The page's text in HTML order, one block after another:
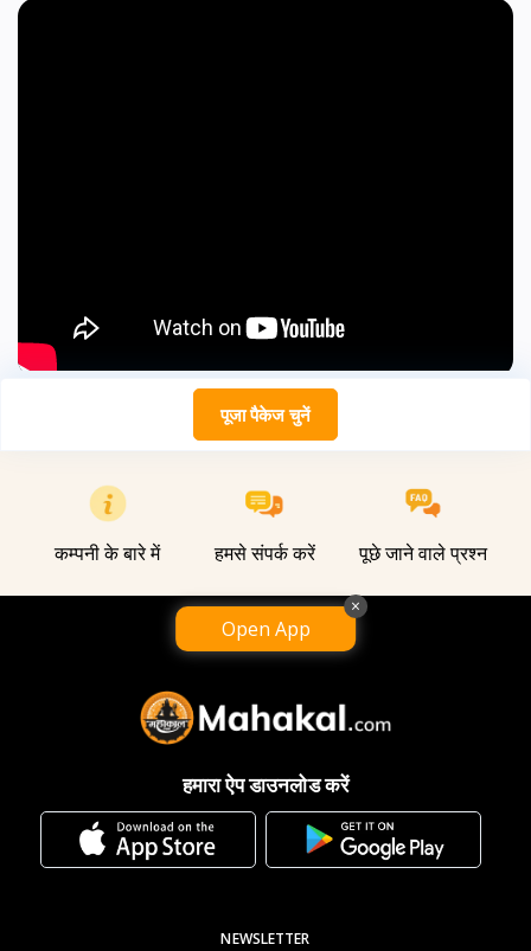
पूजा पैकेज चुनें
कम्पनी के बारे में हमसे संपर्क करें पूछे जाने वाले प्रश्न
हमारा ऐप डाउनलोड करें
NEWSLETTER
Open App
×